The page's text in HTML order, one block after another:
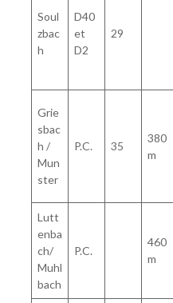
Soul
zbac
h
D40
et
D2
29
Grie
sbac
h /
Mun
ster
P.C. 35
380
m
Lutt
enba
ch/
Muhl
bach
P.C.
460
m